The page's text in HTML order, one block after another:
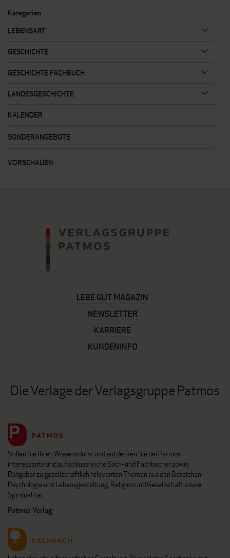
Kategorien
LEBENSART
GESCHICHTE
GESCHICHTE FACHBUCH
LANDESGESCHICHTE
KALENDER
SONDERANGEBOTE
VORSCHAUEN
LEBE GUT MAGAZIN
NEWSLETTER
KARRIERE
KUNDENINFO
Die Verlage der Verlagsgruppe Patmos
Stillen Sie Ihren Wissensdurst und entdecken Sie bei Patmos
interessante und aufschlussreiche Sach- und Fachbücher sowie
Ratgeber zu gesellschaftlich relevanten Themen aus den Bereichen
Psychologie und Lebensgestaltung, Religion und Gesellschaft sowie
Spiritualität.
Patmos Verlag